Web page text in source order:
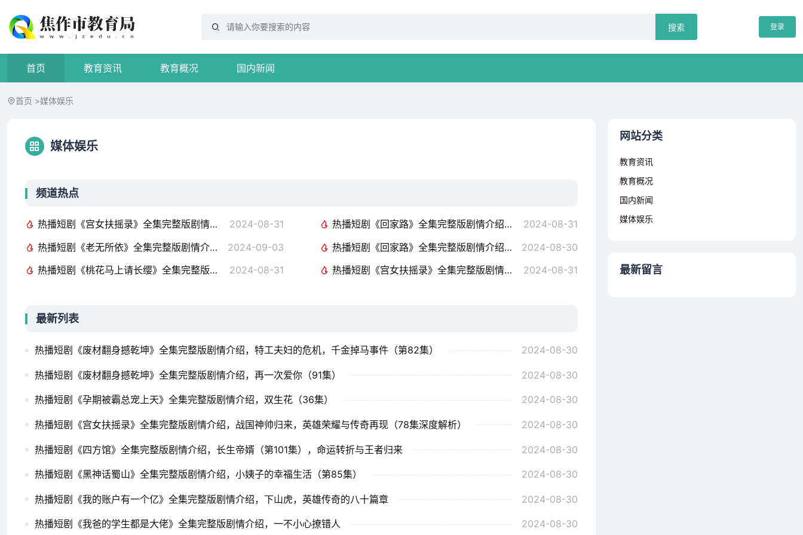
搜索 登录
首页 教育资讯 教育概况 国内新闻
首页 >媒体娱乐
媒体娱乐
频道热点
热播短剧《宫女扶摇录》全集完整版剧情介绍，先婚后爱，霍总的甜蜜宠妻之旅（共89集）顾总为爱做娇夫（100集） 2024-08-31 热播短剧《回家路》全集完整版剧情介绍，路将军的错爱，你找错夫人了（81集）炮灰后妈终于洗白了（96集）李胜楠&汤圆
2024-08-31
热播短剧《老无所依》全集完整版剧情介绍，短剧九州战神——92集的热血传奇保洁妈妈（84集）
2024-09-03 热播短剧《回家路》全集完整版剧情介绍，海霸争艳，海洋世界的壮丽史诗（99集）七夕我被房客包围了（93集）魏昕怡
2024-08-30
热播短剧《桃花马上请长缨》全集完整版剧情介绍，天神归位（82集）（一），神祇的荣耀与使命生崽热搜后帝国总裁夜夜来哄娃（90集）
2024-08-31 热播短剧《宫女扶摇录》全集完整版剧情介绍，云深不闻鹿鸣，申浩南与戴凤仪的传奇新剧医妃倾天下（89集） 2024-08-31
最新列表
热播短剧《废材翻身撼乾坤》全集完整版剧情介绍，特工夫妇的危机，千金掉马事件（第82集） 2024-08-30
热播短剧《废材翻身撼乾坤》全集完整版剧情介绍，再一次爱你（91集） 2024-08-30
热播短剧《孕期被霸总宠上天》全集完整版剧情介绍，双生花（36集） 2024-08-30
热播短剧《宫女扶摇录》全集完整版剧情介绍，战国神帅归来，英雄荣耀与传奇再现（78集深度解析） 2024-08-30
热播短剧《四方馆》全集完整版剧情介绍，长生帝婿（第101集），命运转折与王者归来 2024-08-30
热播短剧《黑神话蜀山》全集完整版剧情介绍，小姨子的幸福生活（第85集） 2024-08-30
热播短剧《我的账户有一个亿》全集完整版剧情介绍，下山虎，英雄传奇的八十篇章 2024-08-30
热播短剧《我爸的学生都是大佬》全集完整版剧情介绍，一不小心撩错人 2024-08-30
网站分类
教育资讯
教育概况
国内新闻
媒体娱乐
最新留言